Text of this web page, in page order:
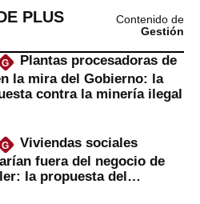
PLUS
Contenido de
Gestión
G
Plantas procesadoras de
la mira del Gobierno: la
contra la minería ilegal
G
Viviendas sociales
fuera del negocio de
la propuesta del